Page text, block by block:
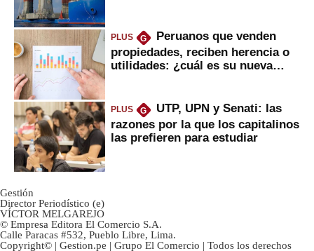
PLUS G
Peruanos que venden
propiedades, reciben herencia o
utilidades: ¿cuál es su nueva
PLUS G
UTP, UPN y Senati: las
razones por la que los capitalinos
las prefieren para estudiar
Gestión
Director Periodístico (e)
VÍCTOR MELGAREJO
© Empresa Editora El Comercio S.A.
Calle Paracas #532, Pueblo Libre, Lima.
Copyright© | Gestion.pe | Grupo El Comercio | Todos los derechos